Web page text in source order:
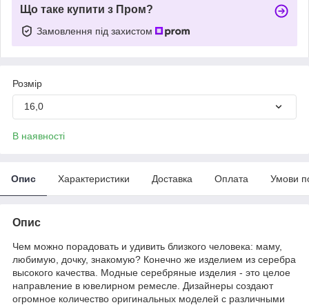
Що таке купити з Пром?
Замовлення під захистом
Розмір
16,0
В наявності
Опис Характеристики Доставка Оплата Умови
Опис
Чем можно порадовать и удивить близкого человека: маму,
любимую, дочку, знакомую? Конечно же изделием из серебра
высокого качества. Модные серебряные изделия - это целое
направление в ювелирном ремесле. Дизайнеры создают
огромное количество оригинальных моделей с различными